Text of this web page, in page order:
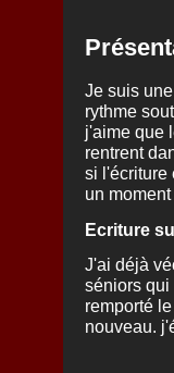
Je suis
rythme
j'aime que
rentrent
si l'écriture
un
Ecriture
J'ai déjà
séniors qui
remporté
nouveau.